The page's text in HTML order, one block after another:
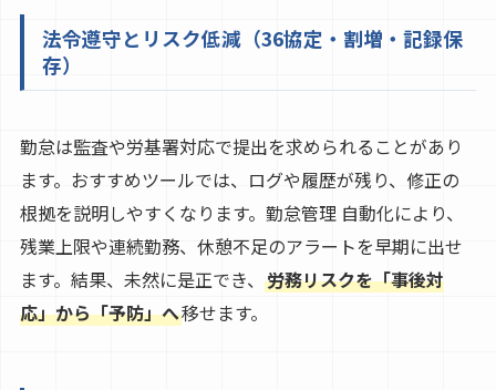
法令遵守とリスク低減（36協定・割増・記録保
存）
勤怠は監査や労基署対応で提出を求められることがあり
ます。おすすめツールでは、ログや履歴が残り、修正の
根拠を説明しやすくなります。勤怠管理 自動化により、
残業上限や連続勤務、休憩不足のアラートを早期に出せ
ます。結果、未然に是正でき、 労務リスクを「事後対
応」から「予防」へ移せます。